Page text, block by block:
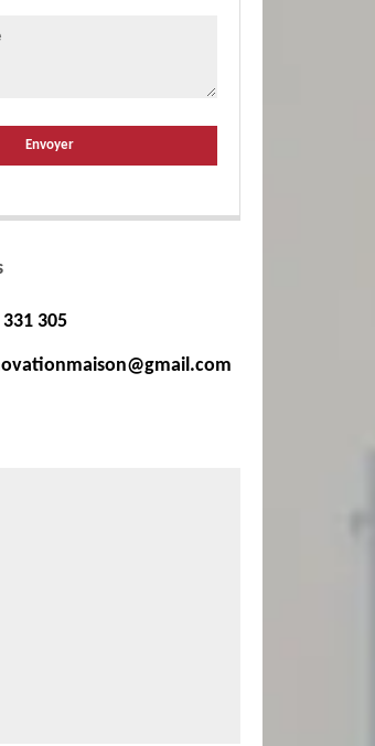
305